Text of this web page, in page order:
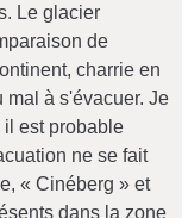
Le glacier
de
charrie en
mal à s'évacuer. Je
il est probable
ne se fait
« Cinéberg » et
dans la zone